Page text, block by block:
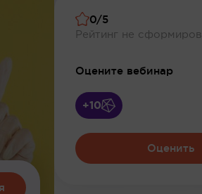
0/5
Рейтинг не
Оцените вебинар
+10
Оценить